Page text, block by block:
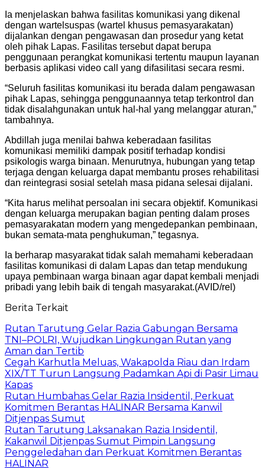
Ia menjelaskan bahwa fasilitas komunikasi yang dikenal
dengan wartelsuspas (wartel khusus pemasyarakatan)
dijalankan dengan pengawasan dan prosedur yang ketat
oleh pihak Lapas. Fasilitas tersebut dapat berupa
penggunaan perangkat komunikasi tertentu maupun layanan
berbasis aplikasi video call yang difasilitasi secara resmi.
“Seluruh fasilitas komunikasi itu berada dalam pengawasan
pihak Lapas, sehingga penggunaannya tetap terkontrol dan
tidak disalahgunakan untuk hal-hal yang melanggar aturan,”
tambahnya.
Abdillah juga menilai bahwa keberadaan fasilitas
komunikasi memiliki dampak positif terhadap kondisi
psikologis warga binaan. Menurutnya, hubungan yang tetap
terjaga dengan keluarga dapat membantu proses rehabilitasi
dan reintegrasi sosial setelah masa pidana selesai dijalani.
“Kita harus melihat persoalan ini secara objektif. Komunikasi
dengan keluarga merupakan bagian penting dalam proses
pemasyarakatan modern yang mengedepankan pembinaan,
bukan semata-mata penghukuman,” tegasnya.
Ia berharap masyarakat tidak salah memahami keberadaan
fasilitas komunikasi di dalam Lapas dan tetap mendukung
upaya pembinaan warga binaan agar dapat kembali menjadi
pribadi yang lebih baik di tengah masyarakat.(AVID/rel)
Berita Terkait
Rutan Tarutung Gelar Razia Gabungan Bersama
TNI–POLRI, Wujudkan Lingkungan Rutan yang
Aman dan Tertib
Cegah Karhutla Meluas, Wakapolda Riau dan Irdam
XIX/TT Turun Langsung Padamkan Api di Pasir Limau
Kapas
Rutan Humbahas Gelar Razia Insidentil, Perkuat
Komitmen Berantas HALINAR Bersama Kanwil
Ditjenpas Sumut
Rutan Tarutung Laksanakan Razia Insidentil,
Kakanwil Ditjenpas Sumut Pimpin Langsung
Penggeledahan dan Perkuat Komitmen Berantas
HALINAR